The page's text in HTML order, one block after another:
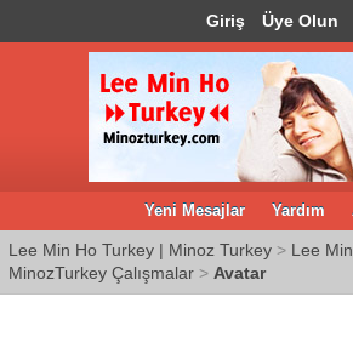
Giriş Üye Olun
Yeni Mesajlar Yardım
Lee Min Ho Turkey | Minoz Turkey > Lee
MinozTurkey Çalışmalar > Avatar